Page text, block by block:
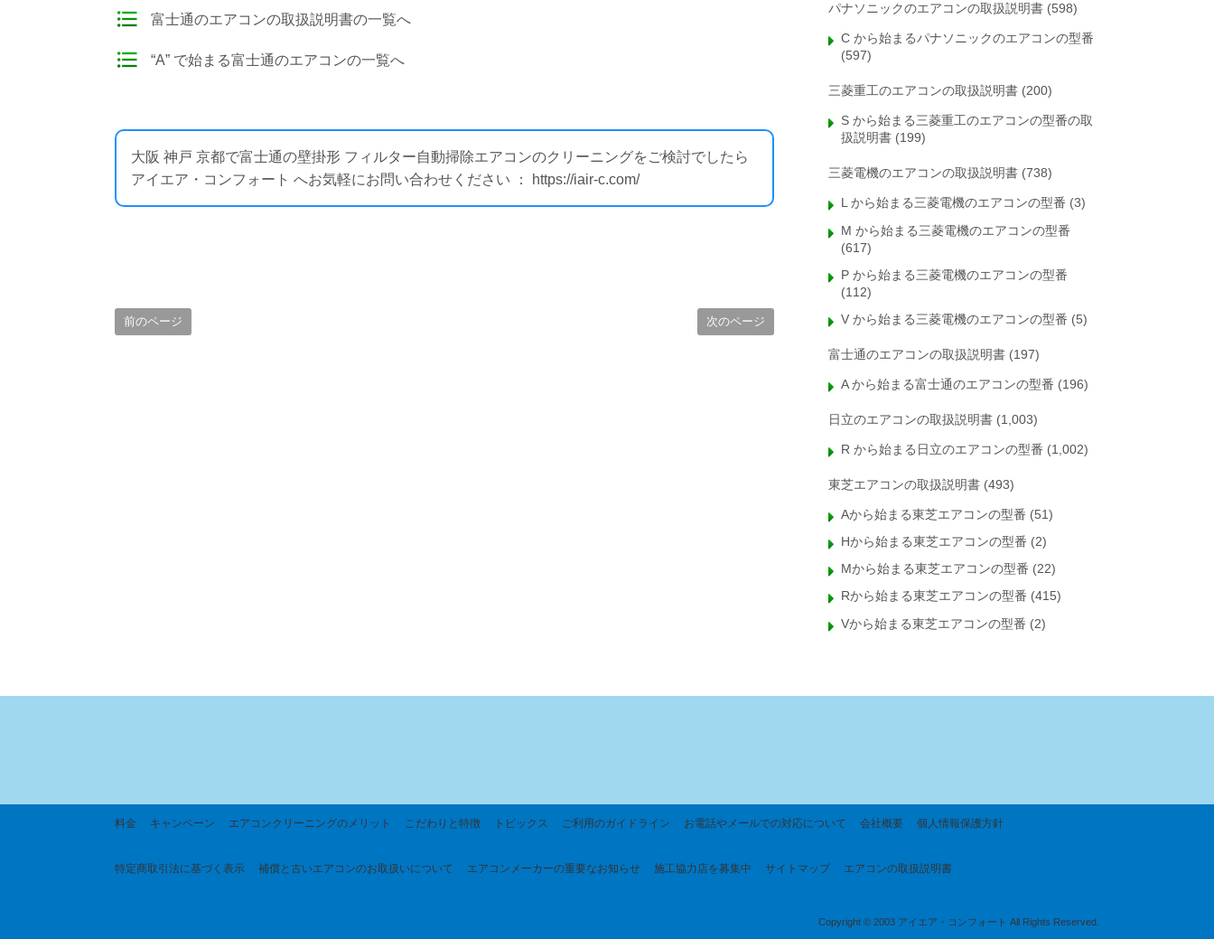
富士通のエアコンの取扱説明書の一覧へ
“A” で始まる富士通のエアコンの一覧へ
大阪 神戸 京都で富士通の壁掛形 フィルター自動掃除エアコンのクリーニングをご検討でしたら
アイエア・コンフォート へお気軽にお問い合わせください ： https://iair-c.com/
前のページ 次のページ
パナソニックのエアコンの取扱説明書 (598)
C から始まるパナソニックのエアコンの型番
(597)
三菱重工のエアコンの取扱説明書 (200)
S から始まる三菱重工のエアコンの型番の取
扱説明書 (199)
三菱電機のエアコンの取扱説明書 (738)
L から始まる三菱電機のエアコンの型番 (3)
M から始まる三菱電機のエアコンの型番
(617)
P から始まる三菱電機のエアコンの型番
(112)
V から始まる三菱電機のエアコンの型番 (5)
富士通のエアコンの取扱説明書 (197)
A から始まる富士通のエアコンの型番 (196)
日立のエアコンの取扱説明書 (1,003)
R から始まる日立のエアコンの型番 (1,002)
東芝エアコンの取扱説明書 (493)
Aから始まる東芝エアコンの型番 (51)
Hから始まる東芝エアコンの型番 (2)
Mから始まる東芝エアコンの型番 (22)
Rから始まる東芝エアコンの型番 (415)
Vから始まる東芝エアコンの型番 (2)
料金 キャンペーン エアコンクリーニングのメリット こだわりと特徴 トピックス ご利用のガイドライン お電話やメールでの対応について 会社概要 個人情報保護方針
特定商取引法に基づく 表示 補償と古いエアコンのお取扱いについて エアコンメーカーの重要なお知らせ 施工協力店を募集中 サイトマップ エアコンの取扱説明書
Copyright © 2003 アイエア・コンフォート All Rights Reserved.